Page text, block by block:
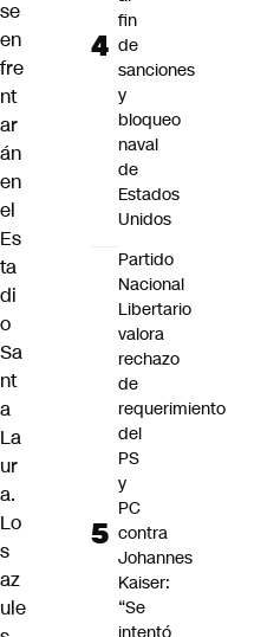
se
en
fre
nt
ar
án
en
el
Es
ta
di
o
Sa
nt
a
La
ur
a.
Lo
s
az
ule
fin
de
sanciones
y
bloqueo
naval
de
Estados
Unidos
Partido
Nacional
Libertario
valora
rechazo
de
requerimiento
del
PS
y
PC
contra
Johannes
Kaiser:
“Se
intentó